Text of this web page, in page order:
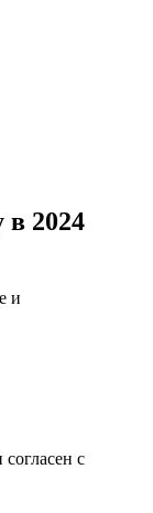
в 2024
и
с